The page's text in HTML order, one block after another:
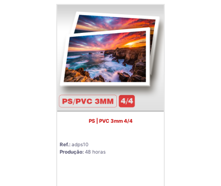
PS | PVC 3mm 4/4
Ref.:adps10
Produção:48 horas